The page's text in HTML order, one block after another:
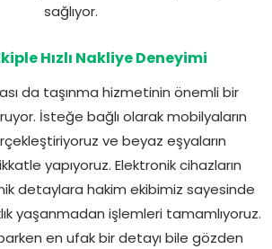
sağlıyor.
Hızlı Nakliye Deneyimi
da taşınma hizmetinin önemli bir
İsteğe bağlı olarak mobilyaların
ve beyaz eşyaların
yapıyoruz. Elektronik cihazların
detaylara hakim ekibimiz sayesinde
yaşanmadan işlemleri tamamlıyoruz.
en ufak bir detayı bile gözden